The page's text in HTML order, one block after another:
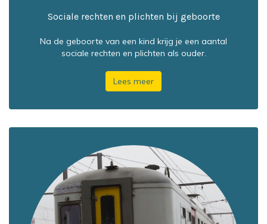
Sociale rechten en plichten bij geboorte
Na de geboorte van een kind krijg je een aantal
sociale rechten en plichten als ouder.
Lees meer